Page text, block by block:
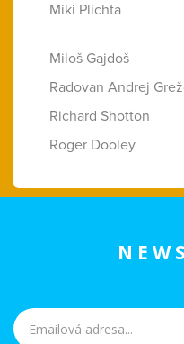
Miki Plichta
Miloš Gajdoš
Radovan Andrej
Richard Shotton
Roger Dooley